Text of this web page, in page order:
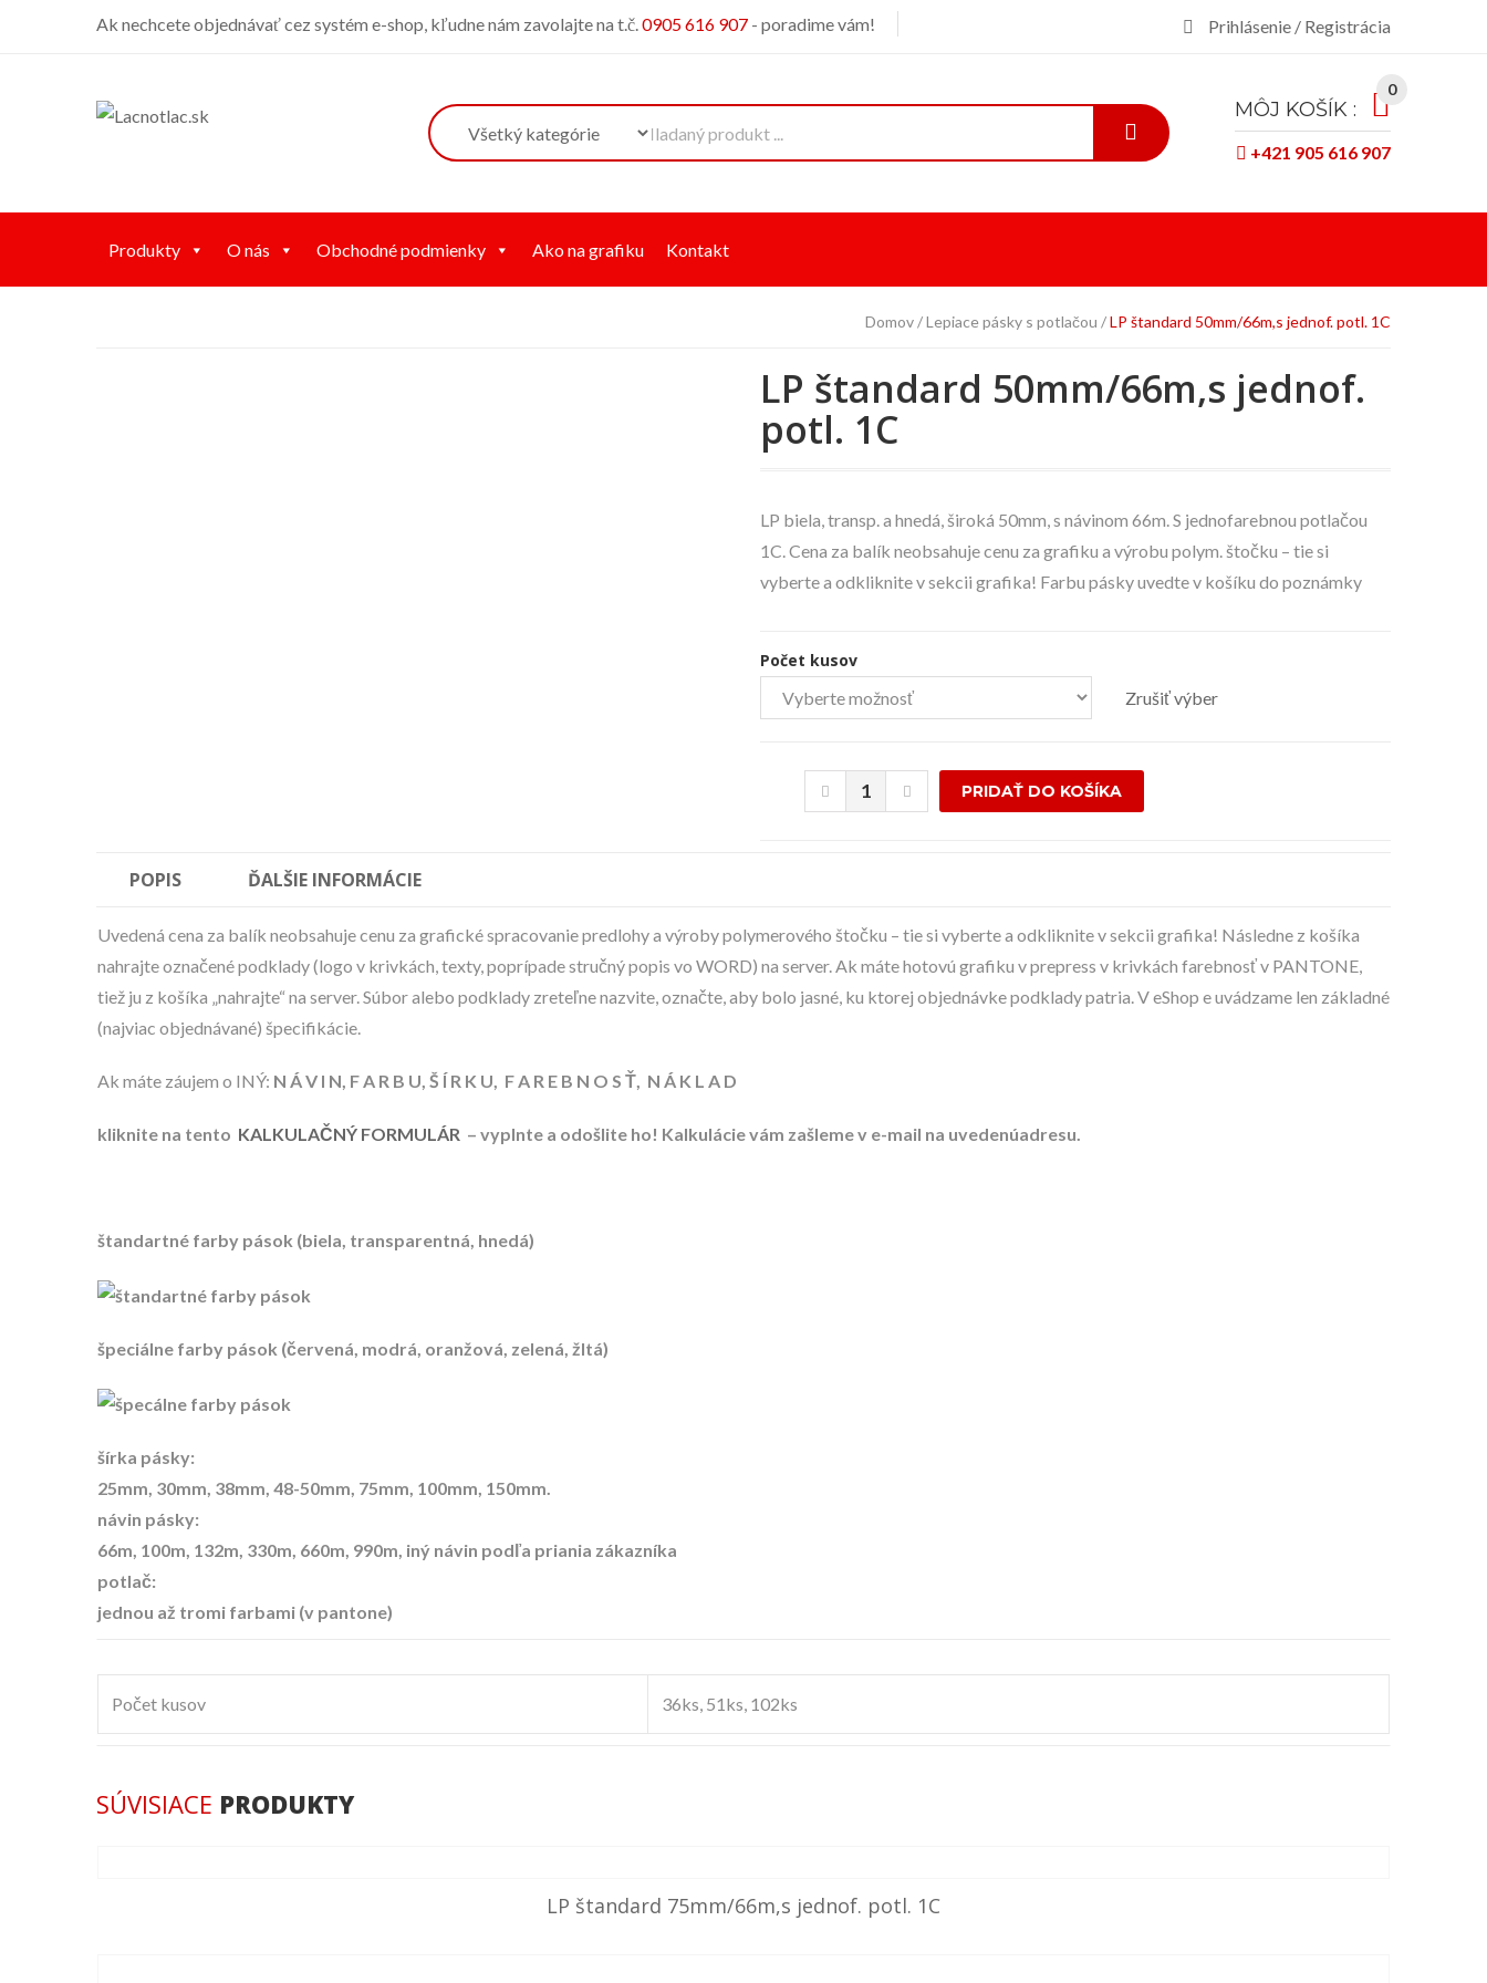
Ak nechcete objednávať cez systém e-shop, kľudne nám zavolajte na t.č.0905 616 907 - poradime vám! Prihlásenie / Registrácia
MÔJ KOŠÍK :
0
+421 905 616 907
Produkty O nás Obchodné podmienky Ako na grafiku Kontakt
Domov Lepiace pásky s potlačou LP štandard 50mm/66m,s jednof. potl. 1C
LP štandard 50mm/66m,s jednof.
potl. 1C
LP biela, transp. a hnedá, široká 50mm, s návinom 66m. S jednofarebnou potlačou
1C. Cena za balík neobsahuje cenu za grafiku a výrobu polym. štočku – tie si
vyberte a odkliknite v sekcii grafika! Farbu pásky uvedte v košíku do poznámky
Počet kusov
Zrušiť výber
PRIDAŤ DO KOŠÍKA
POPIS ĎALŠIE INFORMÁCIE
Uvedená cena za balík neobsahuje cenu za grafické spracovanie predlohy a výroby polymerového štočku – tie si vyberte a odkliknite v sekcii grafika! Následne z košíka
nahrajte označené podklady (logo v krivkách, texty, poprípade stručný popis vo WORD) na server. Ak máte hotovú grafiku v prepress v krivkách farebnosť v PANTONE,
tiež ju z košíka „nahrajte“ na server. Súbor alebo podklady zreteľne nazvite, označte, aby bolo jasné, ku ktorej objednávke podklady patria. V eShop e uvádzame len základné
(najviac objednávané) špecifikácie.
Ak máte záujem o INÝ: N Á V I N, F A R B U, Š Í R K U, F A R E B N O S Ť, N Á K L A D
kliknite na tento KALKULAČNÝ FORMULÁR – vyplnte a odošlite ho! Kalkulácie vám zašleme v e-mail na uvedenúadresu.
štandartné farby pások (biela, transparentná, hnedá)
špeciálne farby pások (červená, modrá, oranžová, zelená, žltá)
šírka pásky:
25mm, 30mm, 38mm, 48-50mm, 75mm, 100mm, 150mm.
návin pásky:
66m, 100m, 132m, 330m, 660m, 990m, iný návin podľa priania zákazníka
potlač:
jednou až tromi farbami (v pantone)
Počet kusov 36ks, 51ks, 102ks
SÚVISIACE PRODUKTY
LP štandard 75mm/66m,s jednof. potl. 1C